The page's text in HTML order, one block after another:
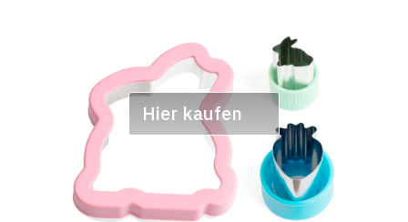
Hier kaufen